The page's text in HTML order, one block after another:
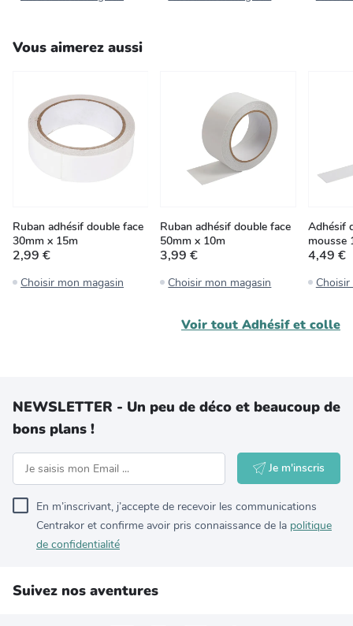
Vous aimerez aussi
Ruban adhésif double face
30mm x 15m
2,99 €
Choisir mon magasin
Ruban adhésif double face
50mm x 10m
3,99 €
Choisir mon magasin
Adhésif
mousse
4,49 €
Voir tout Adhésif et colle
NEWSLETTER - Un peu de déco et beaucoup de
bons plans !
Je m'inscris
En m’inscrivant, j’accepte de recevoir les communications
Centrakor et confirme avoir pris connaissance de la politique
de confidentialité
Suivez nos aventures